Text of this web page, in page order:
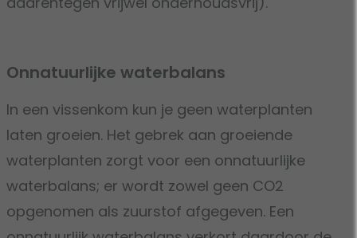
Onnatuurlijke waterbalans
In een vissenkom kun je geen waterplanten
laten groeien. Het gebrek aan groeiende
waterplanten zorgt voor een onnatuurlijke
waterbalans; er wordt zowel geen CO2
opgenomen als zuurstof afgegeven. Een